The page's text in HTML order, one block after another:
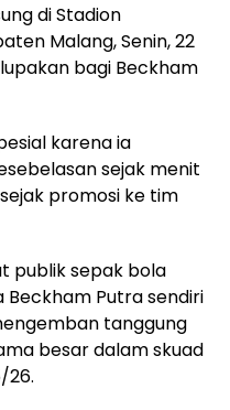
di Stadion
Malang, Senin, 22
bagi Beckham
karena ia
sejak menit
promosi ke tim
publik sepak bola
Putra sendiri
tanggung
besar dalam skuad
26.